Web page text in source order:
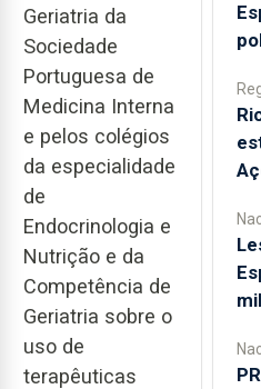
Geriatria da
Sociedade
Portuguesa de
Medicina Interna
e pelos colégios
da especialidade
de
Endocrinologia e
Nutrição e da
Competência de
Geriatria sobre o
uso de
terapêuticas